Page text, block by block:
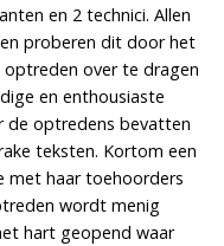
en 2 technici. Allen
proberen dit door het
optreden over te dragen
en enthousiaste
de optredens bevatten
teksten. Kortom een
haar toehoorders
wordt menig
hart geopend waar